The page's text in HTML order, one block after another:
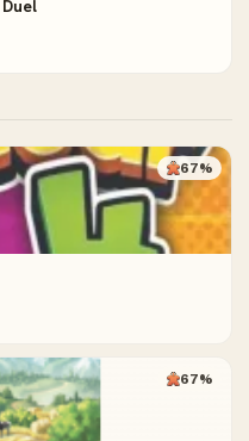
67%
67%